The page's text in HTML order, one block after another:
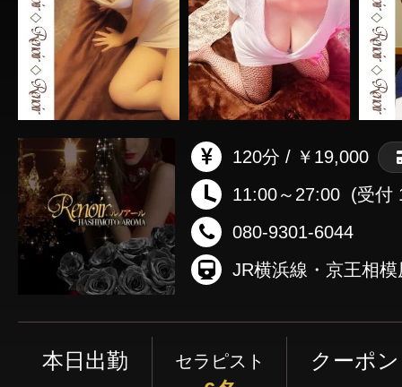
120分 / ￥19,000
11:00～27:00 (受付
080-9301-6044
本日出勤
セラピスト
クーポン